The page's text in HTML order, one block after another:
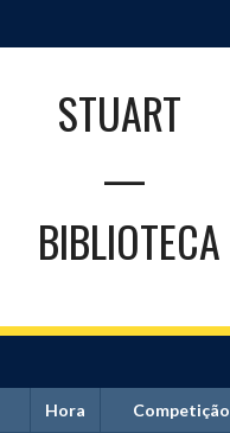
STUART
—
BIBLIOTECA
Hora Competição